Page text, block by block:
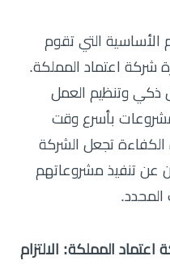
الأساسية التي تقوم
شركة اعتماد المملكة.
ذكي وتنظيم العمل
بأسرع وقت
تجعل الشركة
عن تنفيذ مشروعاتهم
المحدد.
المملكة: الالتزام